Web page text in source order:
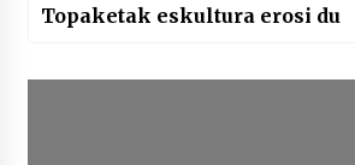
Topaketak eskultura erosi du